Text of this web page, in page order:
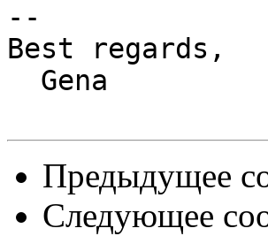
--
Best regards,
Предыдущее
Следующее